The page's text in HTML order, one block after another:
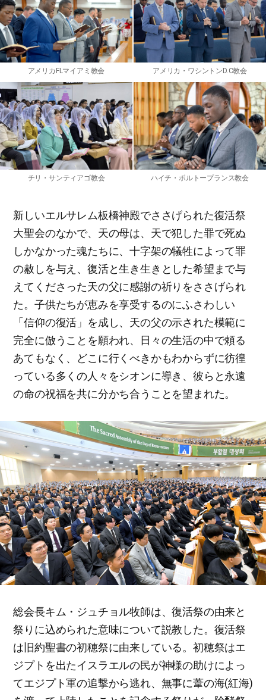
アメリカFLマイアミ教会 アメリカ・ワシントンD.C教会
チリ・サンティアゴ教会 ハイチ・ポルトープランス教会
新しいエルサレム板橋神殿でささげられた復活祭
大聖会のなかで、天の母は、天で犯した罪で死ぬ
しかなかった魂たちに、十字架の犠牲によって罪
の赦しを与え、復活と生き生きとした希望まで与
えてくださった天の父に感謝の祈りをささげられ
た。子供たちが恵みを享受するのにふさわしい
「信仰の復活」を成し、天の父の示された模範に
完全に倣うことを願われ、日々の生活の中で頼る
あてもなく、どこに行くべきかもわからずに彷徨
っている多くの人々をシオンに導き、彼らと永遠
の命の祝福を共に分かち合うことを望まれた。
総会長キム・ジュチョル牧師は、復活祭の由来と
祭りに込められた意味について説教した。復活祭
は旧約聖書の初穂祭に由来している。初穂祭はエ
ジプトを出たイスラエルの民が神様の助けによっ
てエジプト軍の追撃から逃れ、無事に葦の海(紅海)